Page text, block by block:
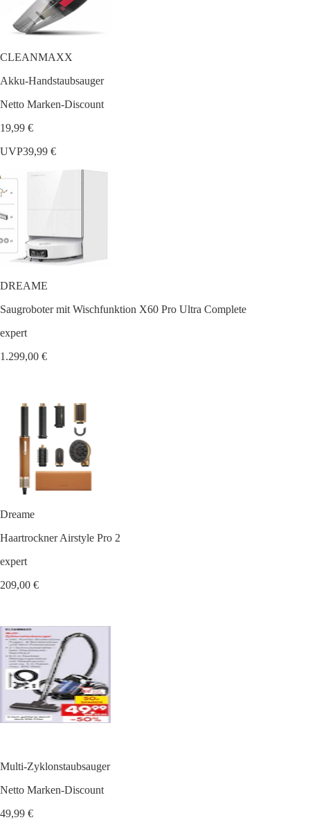
CLEANMAXX
Akku-Handstaubsauger
Netto Marken-Discount
19,99 €
UVP39,99 €
DREAME
Saugroboter mit Wischfunktion X60 Pro Ultra Complete
expert
1.299,00 €
Dreame
Haartrockner Airstyle Pro 2
expert
209,00 €
Multi-Zyklonstaubsauger
Netto Marken-Discount
49,99 €